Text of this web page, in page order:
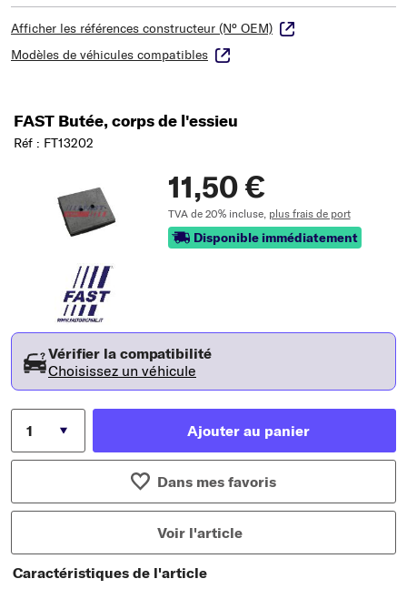
Afficher les références constructeur (N° OEM)
Modèles de véhicules compatibles
FAST Butée, corps de l'essieu
Réf : FT13202
11,50 €
TVA de 20% incluse, plus frais de port
Disponible immédiatement
Vérifier la compatibilité
Choisissez un véhicule
Ajouter au panier
Dans mes favoris
Voir l'article
Caractéristiques de l'article